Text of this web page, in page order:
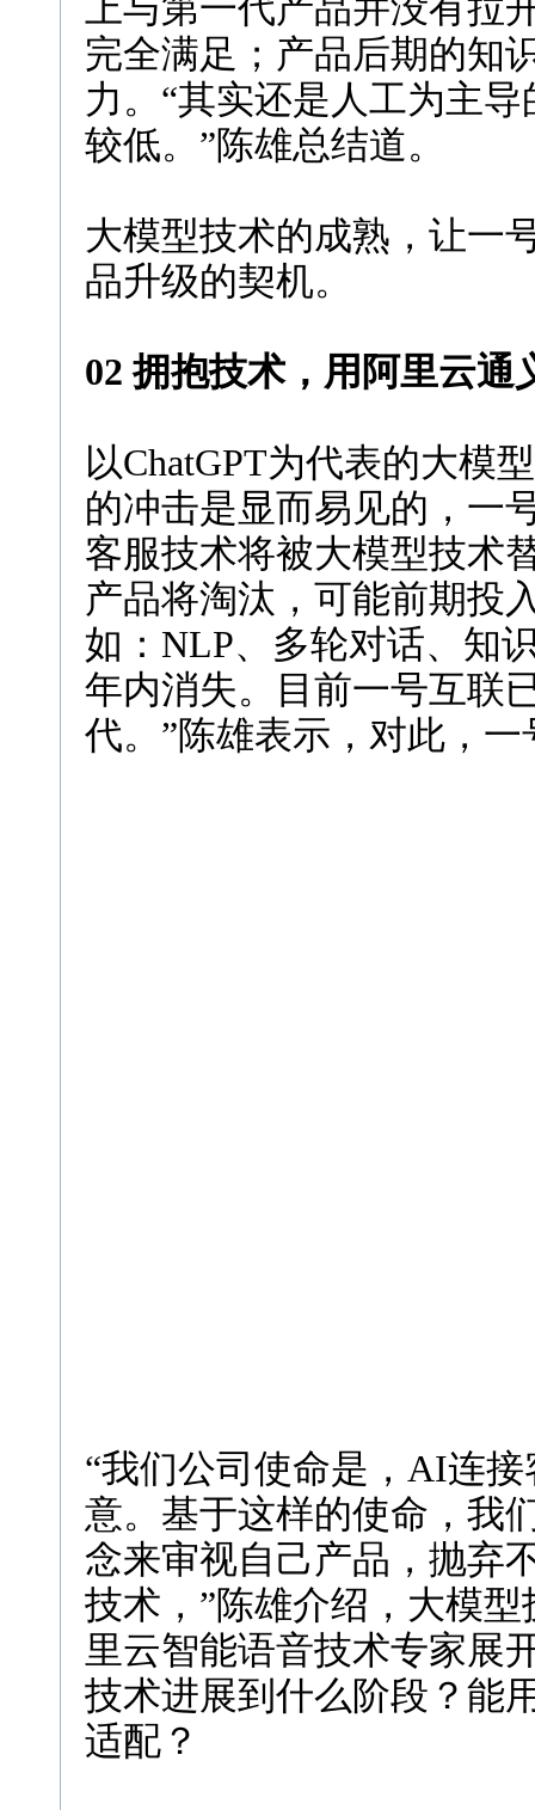
上与第一代产品并没有拉
完全满足；产品后期的知
力。“其实还是人工为主
较低。”陈雄总结道。
大模型技术的成熟，让一
品升级的契机。
02 拥抱技术，用阿里云通
以ChatGPT为代表的大模
的冲击是显而易见的，一
客服技术将被大模型技术
产品将淘汰，可能前期投
如：NLP、多轮对话、知
年内消失。目前一号互联
代。”陈雄表示，对此，
“我们公司使命是，AI连
意。基于这样的使命，我
念来审视自己产品，抛弃
技术，”陈雄介绍，大模
里云智能语音技术专家展
技术进展到什么阶段？能
适配？